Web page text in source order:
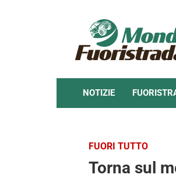
NOTIZIE
FUORI TUTTO
Torna sul